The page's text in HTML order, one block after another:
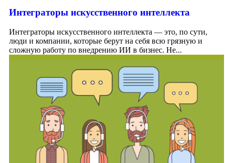
Интеграторы искусственного интеллекта
Интеграторы искусственного интеллекта — это, по сути,
люди и компании, которые берут на себя всю грязную и
сложную работу по внедрению ИИ в бизнес. Не...